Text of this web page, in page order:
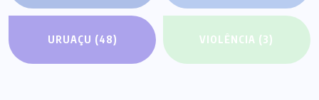
URUAÇU (48) VIOLÊNCIA (3)